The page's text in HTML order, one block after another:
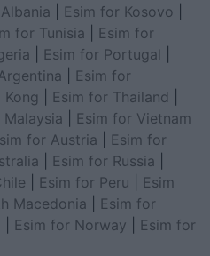
Esim for Kosovo
for Tunisia
Esim for
Esim for Portugal
Esim for
Esim for Thailand
Esim for Vietnam
for Austria
Esim for
Esim for Russia
Esim for Peru
Esim
Macedonia
Esim for
Esim for Norway
Esim for